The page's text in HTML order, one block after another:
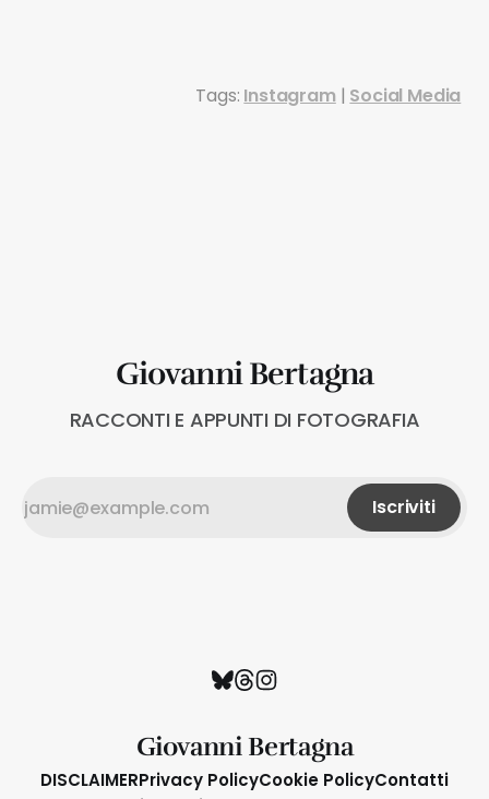
Tags: Instagram | Social Media
Giovanni Bertagna
RACCONTI E APPUNTI DI FOTOGRAFIA
Iscriviti
Giovanni Bertagna
DISCLAIMERPrivacy PolicyCookie PolicyContatti